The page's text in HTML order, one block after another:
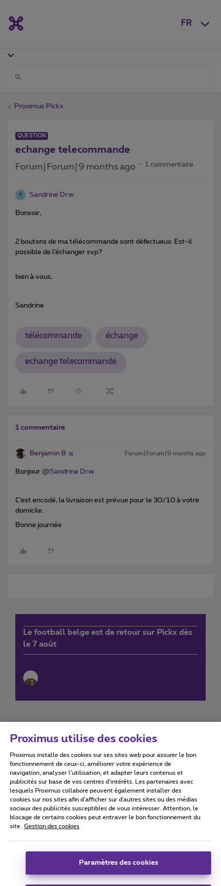
FR
Proximus Pickx
QUESTION
echange telecommande
Forum|Forum|9 months ago 1 commentaire
S Sandrine Drw
Bonsoir,
2 boutons de ma télécommande sont défectueux. Est-il
possible de l’échanger svp?
bien à vous,
Sandrine
télécommande échange
echange telecommande
1 commentaire
Benjamin B Forum|Forum|9 months ago
Bonjour ​ @Sandrine Drw
C’est encodé, la livraison est prévue pour le 30/10 à votre
domicile.
Bonne journée
Le football belge est de retour sur Pickx dès
le 7 août
Conditions d'utilisation Accessibility statement
Tous droits réservés. © 2026
Conditions générales, info consommateur
Coordonnées de l’entreprise
Boulevard du Roi Albert II 27 - B-1030 Bruxelles.
Proximus utilise des cookies
Proximus installe des cookies sur ses sites web pour assurer le bon
fonctionnement de ceux-ci, améliorer votre expérience de
navigation, analyser l’utilisation, et adapter leurs contenus et
publicités sur base de vos centres d’intérêts. Les partenaires avec
lesquels Proximus collabore peuvent également installer des
cookies sur nos sites afin d’afficher sur d'autres sites ou des médias
sociaux des publicités susceptibles de vous intéresser. Attention, le
blocage de certains cookies peut entraver le bon fonctionnement du
site.
Gestion des cookies
Paramètres des cookies